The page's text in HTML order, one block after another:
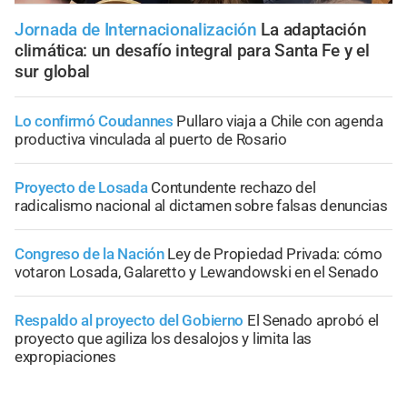
Jornada de Internacionalización La adaptación
climática: un desafío integral para Santa Fe y el
sur global
Lo confirmó Coudannes Pullaro viaja a Chile con agenda
productiva vinculada al puerto de Rosario
Proyecto de Losada Contundente rechazo del
radicalismo nacional al dictamen sobre falsas denuncias
Congreso de la Nación Ley de Propiedad Privada: cómo
votaron Losada, Galaretto y Lewandowski en el Senado
Respaldo al proyecto del Gobierno El Senado aprobó el
proyecto que agiliza los desalojos y limita las
expropiaciones